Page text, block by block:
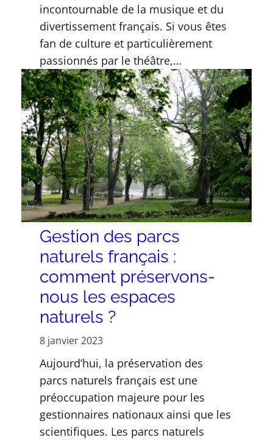
incontournable de la musique et du
divertissement français. Si vous êtes
fan de culture et particulièrement
passionnés par le théâtre,…
Gestion des parcs
naturels français :
comment préservons-
nous les espaces
naturels ?
8 janvier 2023
Aujourd’hui, la préservation des
parcs naturels français est une
préoccupation majeure pour les
gestionnaires nationaux ainsi que les
scientifiques. Les parcs naturels